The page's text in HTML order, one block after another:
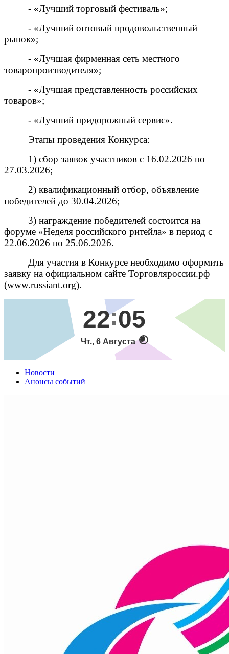
- «Лучший торговый фестиваль»;
- «Лучший оптовый продовольственный
рынок»;
- «Лучшая фирменная сеть местного
товаропроизводителя»;
- «Лучшая представленность российских
товаров»;
- «Лучший придорожный сервис».
Этапы проведения Конкурса:
1) сбор заявок участников с 16.02.2026 по
27.03.2026;
2) квалификационный отбор, объявление
победителей до 30.04.2026;
3) награждение победителей состоится на
форуме «Неделя российского ритейла» в период с
22.06.2026 по 25.06.2026.
Для участия в Конкурсе необходимо оформить
заявку на официальном сайте Торговляроссии.рф
(www.russiant.org).
22 05
Чт., 6 Августа
Новости
Анонсы событий